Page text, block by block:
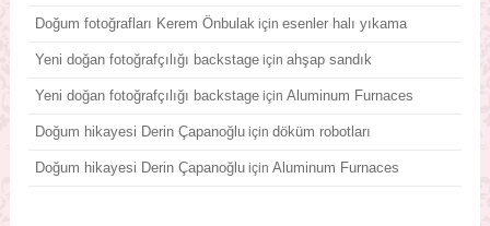
Doğum fotoğrafları Kerem Önbulak içinesenler halı yıkama
Yeni doğan fotoğrafçılığı backstage içinahşap sandık
Yeni doğan fotoğrafçılığı backstage içinAluminum Furnaces
Doğum hikayesi Derin Çapanoğlu içindöküm robotları
Doğum hikayesi Derin Çapanoğlu içinAluminum Furnaces